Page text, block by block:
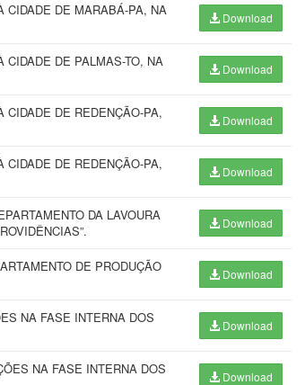
CIDADE DE MARABÁ-PA, NA
Download
DE PALMAS-TO, NA
Download
DE REDENÇÃO-PA,
Download
DE REDENÇÃO-PA,
Download
DA LAVOURA
Download
DE PRODUÇÃO
Download
NA FASE INTERNA DOS
Download
NA FASE INTERNA DOS
Download